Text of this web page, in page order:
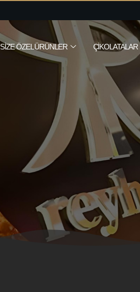
SIZE ÖZEL ÜRÜNLER ÇIKOLATALAR